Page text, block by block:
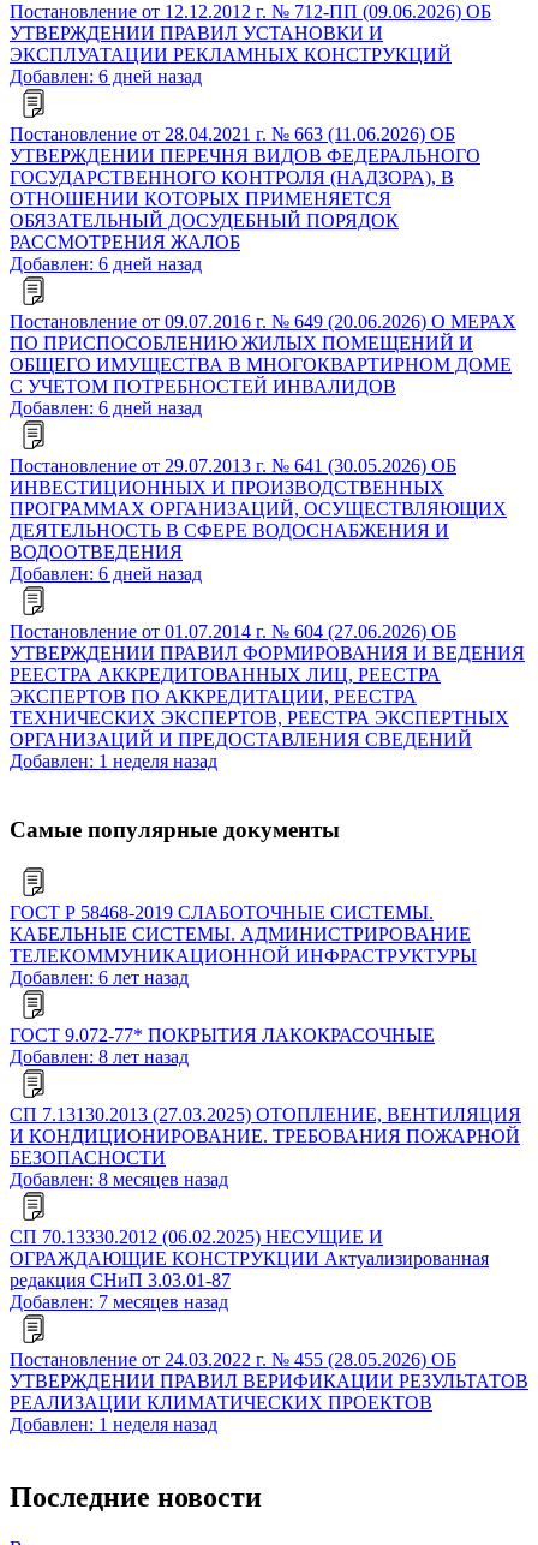
Постановление от 12.12.2012 г. № 712-ПП (09.06.2026) ОБ
УТВЕРЖДЕНИИ ПРАВИЛ УСТАНОВКИ И
ЭКСПЛУАТАЦИИ РЕКЛАМНЫХ КОНСТРУКЦИЙ
Добавлен: 6 дней назад
Постановление от 28.04.2021 г. № 663 (11.06.2026) ОБ
УТВЕРЖДЕНИИ ПЕРЕЧНЯ ВИДОВ ФЕДЕРАЛЬНОГО
ГОСУДАРСТВЕННОГО КОНТРОЛЯ (НАДЗОРА), В
ОТНОШЕНИИ КОТОРЫХ ПРИМЕНЯЕТСЯ
ОБЯЗАТЕЛЬНЫЙ ДОСУДЕБНЫЙ ПОРЯДОК
РАССМОТРЕНИЯ ЖАЛОБ
Добавлен: 6 дней назад
Постановление от 09.07.2016 г. № 649 (20.06.2026) О МЕРАХ
ПО ПРИСПОСОБЛЕНИЮ ЖИЛЫХ ПОМЕЩЕНИЙ И
ОБЩЕГО ИМУЩЕСТВА В МНОГОКВАРТИРНОМ ДОМЕ
С УЧЕТОМ ПОТРЕБНОСТЕЙ ИНВАЛИДОВ
Добавлен: 6 дней назад
Постановление от 29.07.2013 г. № 641 (30.05.2026) ОБ
ИНВЕСТИЦИОННЫХ И ПРОИЗВОДСТВЕННЫХ
ПРОГРАММАХ ОРГАНИЗАЦИЙ, ОСУЩЕСТВЛЯЮЩИХ
ДЕЯТЕЛЬНОСТЬ В СФЕРЕ ВОДОСНАБЖЕНИЯ И
ВОДООТВЕДЕНИЯ
Добавлен: 6 дней назад
Постановление от 01.07.2014 г. № 604 (27.06.2026) ОБ
УТВЕРЖДЕНИИ ПРАВИЛ ФОРМИРОВАНИЯ И ВЕДЕНИЯ
РЕЕСТРА АККРЕДИТОВАННЫХ ЛИЦ, РЕЕСТРА
ЭКСПЕРТОВ ПО АККРЕДИТАЦИИ, РЕЕСТРА
ТЕХНИЧЕСКИХ ЭКСПЕРТОВ, РЕЕСТРА ЭКСПЕРТНЫХ
ОРГАНИЗАЦИЙ И ПРЕДОСТАВЛЕНИЯ СВЕДЕНИЙ
Добавлен: 1 неделя назад
Самые популярные документы
ГОСТ Р 58468-2019 СЛАБОТОЧНЫЕ СИСТЕМЫ.
КАБЕЛЬНЫЕ СИСТЕМЫ. АДМИНИСТРИРОВАНИЕ
ТЕЛЕКОММУНИКАЦИОННОЙ ИНФРАСТРУКТУРЫ
Добавлен: 6 лет назад
ГОСТ 9.072-77* ПОКРЫТИЯ ЛАКОКРАСОЧНЫЕ
Добавлен: 8 лет назад
СП 7.13130.2013 (27.03.2025) ОТОПЛЕНИЕ, ВЕНТИЛЯЦИЯ
И КОНДИЦИОНИРОВАНИЕ. ТРЕБОВАНИЯ ПОЖАРНОЙ
БЕЗОПАСНОСТИ
Добавлен: 8 месяцев назад
СП 70.13330.2012 (06.02.2025) НЕСУЩИЕ И
ОГРАЖДАЮЩИЕ КОНСТРУКЦИИ Актуализированная
редакция СНиП 3.03.01-87
Добавлен: 7 месяцев назад
Постановление от 24.03.2022 г. № 455 (28.05.2026) ОБ
УТВЕРЖДЕНИИ ПРАВИЛ ВЕРИФИКАЦИИ РЕЗУЛЬТАТОВ
РЕАЛИЗАЦИИ КЛИМАТИЧЕСКИХ ПРОЕКТОВ
Добавлен: 1 неделя назад
Последние новости